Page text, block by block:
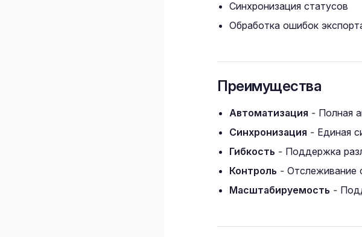
Синхронизация статусов
Обработка ошибок
Преимущества
Автоматизация - Полная
Синхронизация - Единая
Гибкость - Поддержка
Контроль - Отслеживание
Масштабируемость -